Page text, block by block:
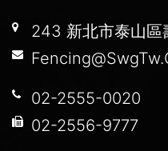
243 新北市泰山
02-2555-0020
02-2556-9777